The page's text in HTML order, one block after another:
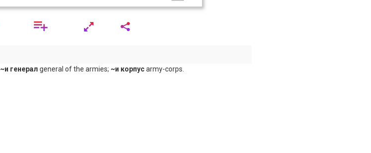
~и генерал general of the armies; ~и корпусarmy-corps.